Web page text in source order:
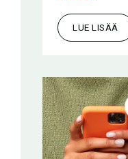
LUE LISÄÄ